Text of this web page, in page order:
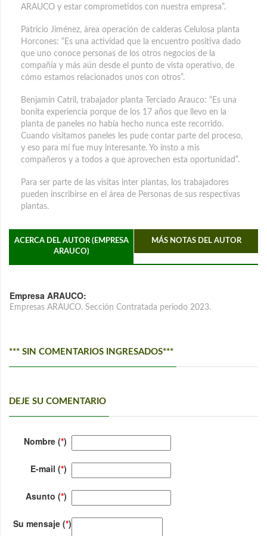
ARAUCO y estar comprometidos con nuestra empresa”.
Patricio Jiménez, área operación de calderas Celulosa planta
Horcones: “Es una actividad que la encuentro positiva dado
que uno conoce personas de los otros negocios de la
compañía y más aún desde el punto de vista operativo, de
cómo estamos relacionados unos con otros”.
Benjamín Catril, trabajador planta Terciado Arauco: “Es una
bonita experiencia porque de los 17 años que llevo en la
planta de paneles no había hecho nunca este recorrido.
Cuando visitamos paneles les pude contar parte del proceso,
y eso para mí fue muy interesante. Yo insto a mis
compañeros y a todos a que aprovechen esta oportunidad”.
Para ser parte de las visitas inter plantas, los trabajadores
pueden inscribirse en el área de Personas de sus respectivas
plantas.
ACERCA DEL AUTOR (EMPRESA
ARAUCO)
MÁS NOTAS DEL AUTOR
Empresa ARAUCO:
Empresas ARAUCO. Sección Contratada periodo 2023.
*** SIN COMENTARIOS INGRESADOS***
DEJE SU COMENTARIO
Nombre (*)
E-mail (*)
Asunto (*)
Su mensaje (*)